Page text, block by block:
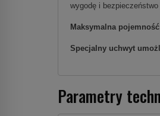
wygodę i bezpieczeństwo
Maksymalna
Specjalny uchwyt
Parametry